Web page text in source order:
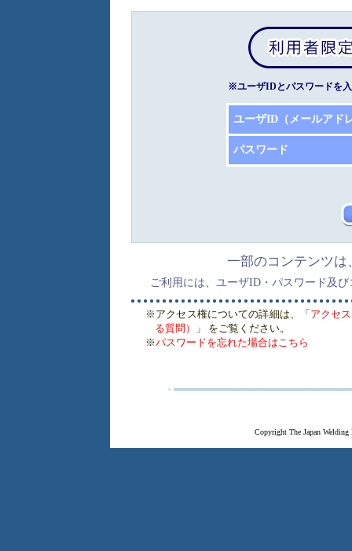
※ユーザIDとパスワードを
ユーザID（メールアド
パスワード
一部のコンテンツ
ご利用には、ユーザID・パスワード及
※アクセス権についての詳細は、「 アクセ
る質問）
」 をご覧ください。
※パスワードを忘れた場合はこちら
Copyright The Japan